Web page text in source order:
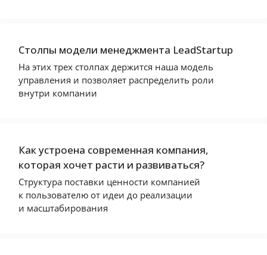
Столпы модели менеджмента LeadStartup
На этих трех столпах держится наша модель
управления и позволяет распределить роли
внутри компании
Как устроена современная компания,
которая хочет расти и развиваться?
Структура поставки ценности компанией
к пользователю от идеи до реализации
и масштабирования